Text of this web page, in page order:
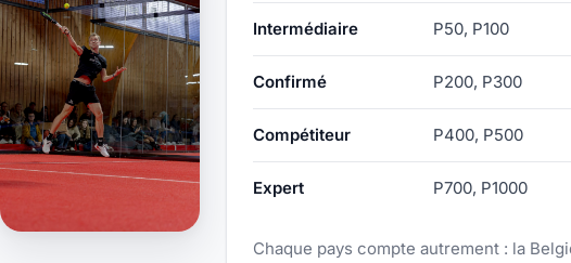
Intermédiaire P50, P100
Confirmé P200, P300
Compétiteur P400, P500
Expert P700, P1000
Chaque pays compte autrement : la